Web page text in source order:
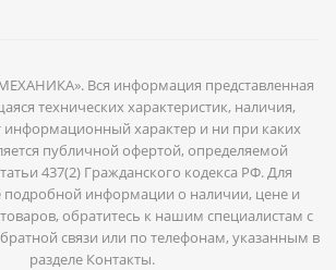
Вся информация представленная
технических характеристик, наличия,
информационный характер и ни при каких
публичной офертой, определяемой
437(2) Гражданского кодекса РФ. Для
подробной информации о наличии, цене и
обратитесь к нашим специалистам с
связи или по телефонам, указанным в
разделе Контакты.